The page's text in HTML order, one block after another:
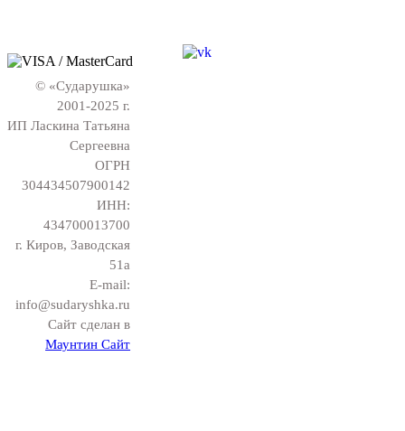
© «Сударушка»
2001-2025 г.
ИП Ласкина Татьяна
Сергеевна
ОГРН
304434507900142
ИНН:
434700013700
г. Киров, Заводская
51а
E-mail:
info@sudaryshka.ru
Сайт сделан в
Маунтин Сайт